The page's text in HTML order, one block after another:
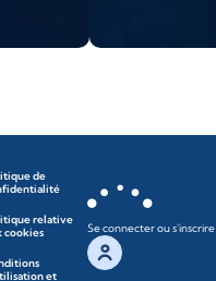
de
relative
cookies
et
Se connecter ou s'inscrire